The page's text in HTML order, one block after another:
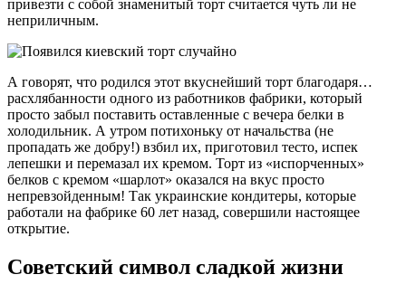
привезти с собой знаменитый торт считается чуть ли не
неприличным.
А говорят, что родился этот вкуснейший торт благодаря…
расхлябанности одного из работников фабрики, который
просто забыл поставить оставленные с вечера белки в
холодильник. А утром потихоньку от начальства (не
пропадать же добру!) взбил их, приготовил тесто, испек
лепешки и перемазал их кремом. Торт из «испорченных»
белков с кремом «шарлот» оказался на вкус просто
непревзойденным! Так украинские кондитеры, которые
работали на фабрике 60 лет назад, совершили настоящее
открытие.
Советский символ сладкой жизни